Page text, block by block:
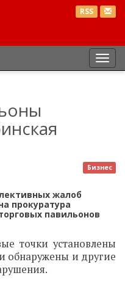
RSS
Бизнес
жалоб
прокуратура
павильонов
точки установлены
обнаружены и другие